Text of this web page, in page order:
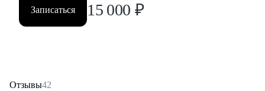
Записаться 15 000 ₽
Отзывы42